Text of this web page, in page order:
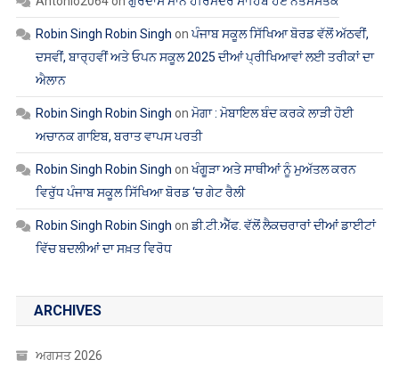
ਐਲਾਨ
Robin Singh Robin Singh on
ਮੋਗਾ : ਮੋਬਾਇਲ ਬੰਦ ਕਰਕੇ ਲਾੜੀ ਹੋਈ
ਅਚਾਨਕ ਗਾਇਬ, ਬਰਾਤ ਵਾਪਸ ਪਰਤੀ
Robin Singh Robin Singhonਖੰਗੂੜਾ ਅਤੇ ਸਾਥੀਆਂ ਨੂੰ ਮੁਅੱਤਲ ਕਰਨ
ਵਿਰੁੱਧ ਪੰਜਾਬ ਸਕੂਲ ਸਿੱਖਿਆ ਬੋਰਡ ‘ਚ ਗੇਟ ਰੈਲੀ
Robin Singh Robin Singhonਡੀ.ਟੀ.ਐੱਫ. ਵੱਲੋਂ ਲੈਕਚਰਾਰਾਂ ਦੀਆਂ ਡਾਈਟਾਂ
ਵਿੱਚ ਬਦਲੀਆਂ ਦਾ ਸਖ਼ਤ ਵਿਰੋਧ
ARCHIVES
ਜੁਲਾਈ 2026
ਜੂਨ 2026